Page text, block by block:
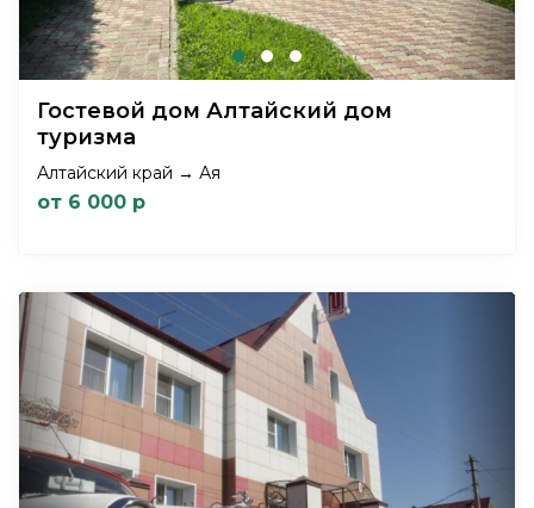
Гостевой дом Алтайский дом
туризма
Алтайский край → Ая
от 6 000 р